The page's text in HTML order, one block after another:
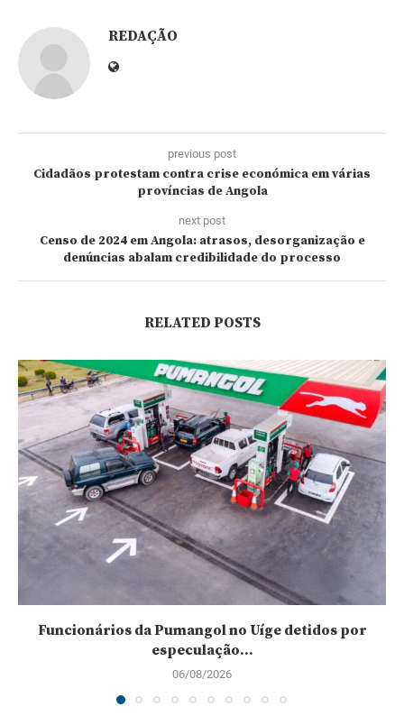
REDAÇÃO
previous post
Cidadãos protestam contra crise económica em várias
províncias de Angola
next post
Censo de 2024 em Angola: atrasos, desorganização e
denúncias abalam credibilidade do processo
RELATED POSTS
Funcionários da Pumangol no Uíge detidos por
especulação...
06/08/2026